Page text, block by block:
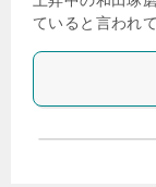
ていると言われ